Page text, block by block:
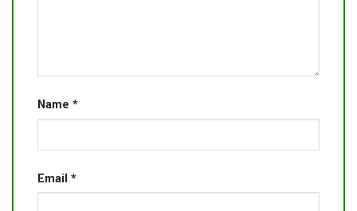
Name *
Email *